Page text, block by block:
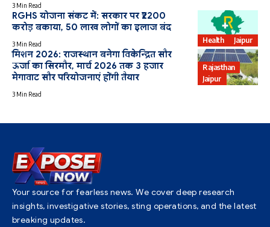
3 Min Read
Health Jaipur
RGHS योजना संकट में: सरकार पर ₹2200
करोड़ बकाया, 50 लाख लोगों का इलाज बंद
3 Min Read
Rajasthan
Jaipur
मिशन 2026: राजस्थान बनेगा विकेन्द्रित सौर
ऊर्जा का सिरमौर, मार्च 2026 तक 3 हजार
मेगावाट सौर परियोजनाएं होंगी तैयार
3 Min Read
Your source for fearless news. We cover deep research
insights, investigative stories, sting operations, and the latest
breaking updates.